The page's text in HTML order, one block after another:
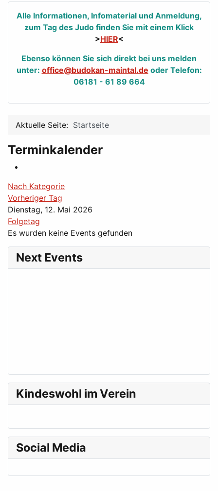
Alle Informationen, Infomaterial und Anmeldung,
zum Tag des Judo finden Sie mit einem Klick
>HIER<
Ebenso können Sie sich direkt bei uns melden
unter: office@budokan-maintal.de oder Telefon:
06181 - 61 89 664
Aktuelle Seite: Startseite
Terminkalender
Nach Kategorie
Vorheriger Tag
Dienstag, 12. Mai 2026
Folgetag
Es wurden keine Events gefunden
Next Events
Kindeswohl im Verein
Social Media